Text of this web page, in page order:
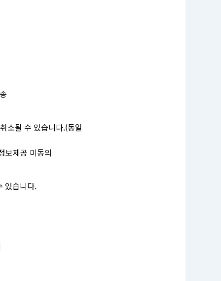
소될 수 있습니다.(동일
보제공 미동의
있습니다.